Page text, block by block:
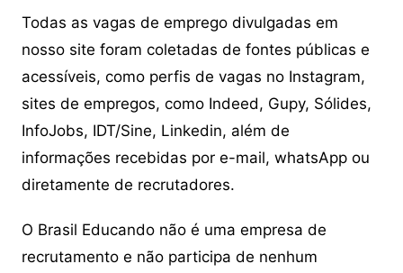
Todas as vagas de emprego divulgadas em
nosso site foram coletadas de fontes públicas e
acessíveis, como perfis de vagas no Instagram,
sites de empregos, como Indeed, Gupy, Sólides,
InfoJobs, IDT/Sine, Linkedin, além de
informações recebidas por e-mail, whatsApp ou
diretamente de recrutadores.
O Brasil Educando não é uma empresa de
recrutamento e não participa de nenhum